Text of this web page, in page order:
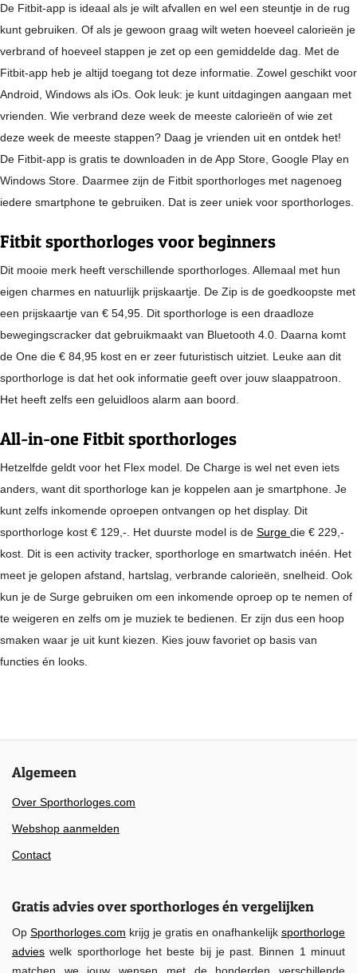
De Fitbit-app is ideaal als je wilt afvallen en wel een steuntje in de rug
kunt gebruiken. Of als je gewoon graag wilt weten hoeveel calorieën je
verbrand of hoeveel stappen je zet op een gemiddelde dag. Met de
Fitbit-app heb je altijd toegang tot deze informatie. Zowel geschikt voor
Android, Windows als iOs. Ook leuk: je kunt uitdagingen aangaan met
vrienden. Wie verbrand deze week de meeste calorieën of wie zet
deze week de meeste stappen? Daag je vrienden uit en ontdek het!
De Fitbit-app is gratis te downloaden in de App Store, Google Play en
Windows Store. Daarmee zijn de Fitbit sporthorloges met nagenoeg
iedere smartphone te gebruiken. Dat is zeer uniek voor sporthorloges.
Fitbit sporthorloges voor beginners
Dit mooie merk heeft verschillende sporthorloges. Allemaal met hun
eigen charmes en natuurlijk prijskaartje. De Zip is de goedkoopste met
een prijskaartje van € 54,95. Dit sporthorloge is een draadloze
bewegingscracker dat gebruikmaakt van Bluetooth 4.0. Daarna komt
de One die € 84,95 kost en er zeer futuristisch uitziet. Leuke aan dit
sporthorloge is dat het ook informatie geeft over jouw slaappatroon.
Het heeft zelfs een geluidloos alarm aan boord.
All-in-one Fitbit sporthorloges
Hetzelfde geldt voor het Flex model. De Charge is wel net even iets
anders, want dit sporthorloge kan je koppelen aan je smartphone. Je
kunt zelfs inkomende oproepen ontvangen op het display. Dit
sporthorloge kost € 129,-. Het duurste model is de Surge die € 229,-
kost. Dit is een activity tracker, sporthorloge en smartwatch inéén. Het
meet je gelopen afstand, hartslag, verbrande calorieën, snelheid. Ook
kun je de Surge gebruiken om een inkomende oproep op te nemen of
te weigeren en zelfs om je muziek te bedienen. Er zijn dus een hoop
smaken waar je uit kunt kiezen. Kies jouw favoriet op basis van
functies én looks.
Algemeen
Over Sporthorloges.com
Webshop aanmelden
Contact
Gratis advies over sporthorloges én vergelijken
Op Sporthorloges.com krijg je gratis en onafhankelijk sporthorloge
advies welk sporthorloge het beste bij je past. Binnen 1 minuut
matchen we jouw wensen met de honderden verschillende